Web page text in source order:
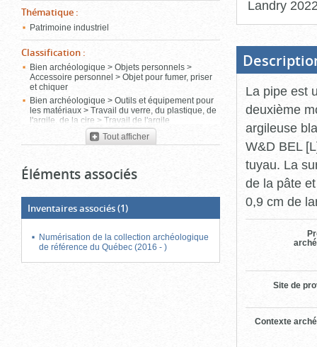
Thématique :
Patrimoine industriel
Classification :
Bien archéologique > Objets personnels >
Accessoire personnel > Objet pour fumer, priser
et chiquer
Bien archéologique > Outils et équipement pour
les matériaux > Travail du verre, du plastique, de
l'argile, de la cire > Travail de l'argile
Tout afficher
Éléments associés
Inventaires associés(1)
Numérisation de la collection archéologique
de référence du Québec (2016 - )
Landry
bloc
d'onglets
La pipe est
deuxième
argileuse
W&D BEL
tuyau. La
de la pâte
0,9 cm de
Site de
Contexte